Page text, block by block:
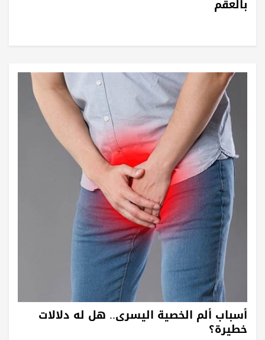
بالعقم
أسباب ألم الخصية اليسرى.. هل له دلالات
خطيرة؟